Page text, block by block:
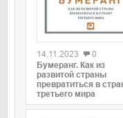
14.11.2023
0
Бумеранг. Как из
развитой страны
превратиться в
третьего мира